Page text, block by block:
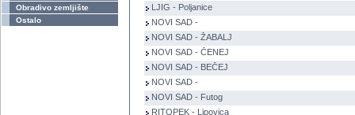
Obradivo zemljište
Ostalo
LJIG - Poljanice
NOVI SAD -
NOVI SAD - ŽABALJ
NOVI SAD - ČENEJ
NOVI SAD - BEČEJ
NOVI SAD -
NOVI SAD - Futog
RITOPEK - Lipovica